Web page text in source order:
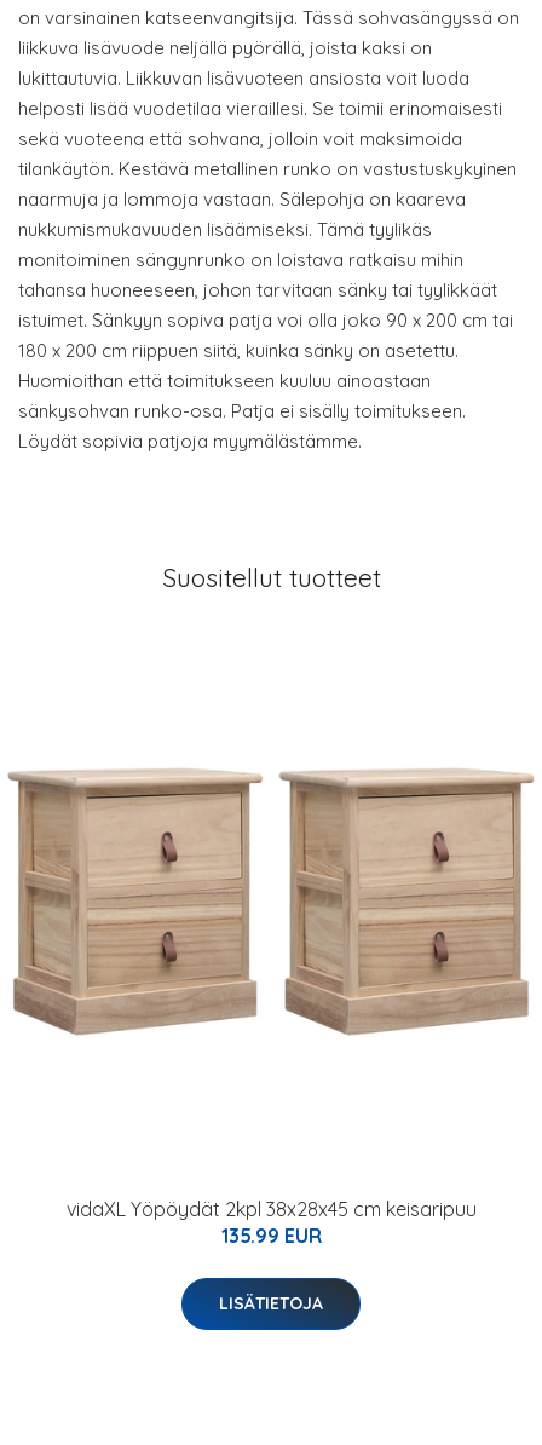
on varsinainen katseenvangitsija. Tässä sohvasängyssä on
liikkuva lisävuode neljällä pyörällä, joista kaksi on
lukittautuvia. Liikkuvan lisävuoteen ansiosta voit luoda
helposti lisää vuodetilaa vieraillesi. Se toimii erinomaisesti
sekä vuoteena että sohvana, jolloin voit maksimoida
tilankäytön. Kestävä metallinen runko on vastustuskykyinen
naarmuja ja lommoja vastaan. Sälepohja on kaareva
nukkumismukavuuden lisäämiseksi. Tämä tyylikäs
monitoiminen sängynrunko on loistava ratkaisu mihin
tahansa huoneeseen, johon tarvitaan sänky tai tyylikkäät
istuimet. Sänkyyn sopiva patja voi olla joko 90 x 200 cm tai
180 x 200 cm riippuen siitä, kuinka sänky on asetettu.
Huomioithan että toimitukseen kuuluu ainoastaan
sänkysohvan runko-osa. Patja ei sisälly toimitukseen.
Löydät sopivia patjoja myymälästämme.
Suositellut tuotteet
vidaXL Yöpöydät 2kpl 38x28x45 cm keisaripuu
135.99 EUR
LISÄTIETOJA